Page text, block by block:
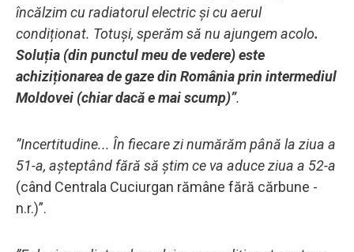
încălzim cu radiatorul electric și cu aerul
condiționat. Totuși, sperăm să nu ajungem acolo.
Soluția (din punctul meu de vedere) este
achiziționarea de gaze din România prin intermediul
Moldovei (chiar dacă e mai scump)”.
”Incertitudine... În fiecare zi numărăm până la ziua a
51-a, așteptând fără să știm ce va aduce ziua a 52-a
(când Centrala Cuciurgan rămâne fără cărbune -
n.r.)”.